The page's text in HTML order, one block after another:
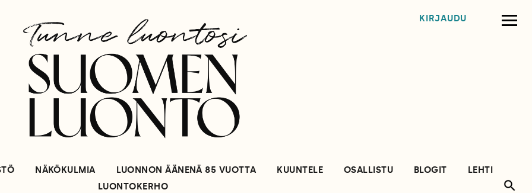
KIRJAUDU
NÄKÖKULMIA LUONNON ÄÄNENÄ 85 VUOTTA KUUNTELE OSALLISTU BLOGIT
LEHTI
LUONTOKERHO